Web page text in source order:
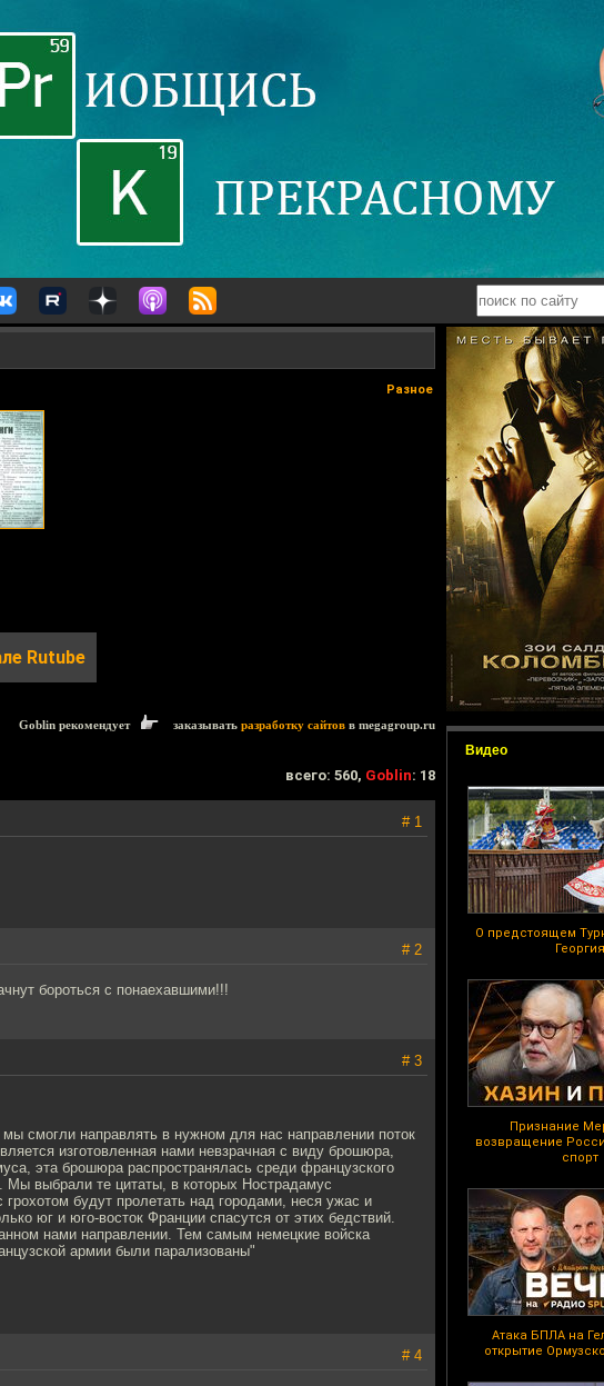
Видео
О предстоящем
Георгия
Признание
возвращение
спорт
Атака БПЛА на
открытие
Разное
Rutube
Goblin рекомендует заказывать разработку сайтов в megagroup.ru
всего: 560, Goblin: 18
# 1
# 2
бороться с понаехавшими!!!
# 3
смогли направлять в нужном для нас направлении поток
изготовленная нами невзрачная с виду брошюра,
эта брошюра распространялась среди французского
Мы выбрали те цитаты, в которых Нострадамус
будут пролетать над городами, неся ужас и
юг и юго-восток Франции спасутся от этих бедствий.
нами направлении. Тем самым немецкие войска
армии были парализованы"
# 4